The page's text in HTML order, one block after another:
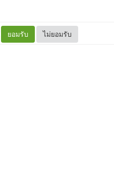
ยอมรับ ไม่ยอมรับ